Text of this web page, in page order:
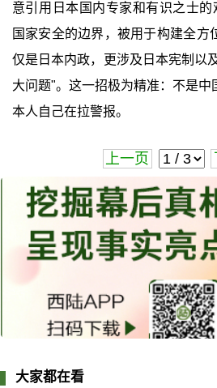
意引用日本国内专家和有识之士
国家安全的边界，被用于构建全方
仅是日本内政，更涉及日本宪制以
大问题"。这一招极为精准：不是中
本人自己在拉警报。
上一页
大家都在看